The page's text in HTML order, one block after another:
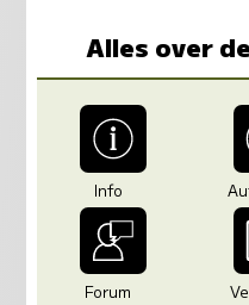
Alles over
Info
Forum